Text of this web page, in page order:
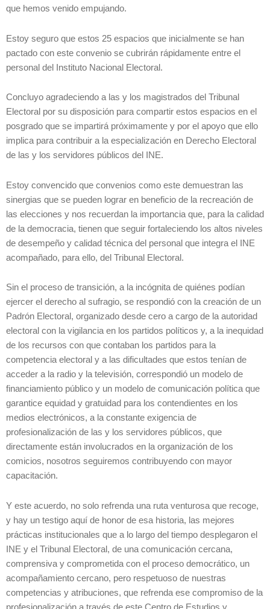
que hemos venido empujando.
Estoy seguro que estos 25 espacios que inicialmente se han
pactado con este convenio se cubrirán rápidamente entre el
personal del Instituto Nacional Electoral.
Concluyo agradeciendo a las y los magistrados del Tribunal
Electoral por su disposición para compartir estos espacios en el
posgrado que se impartirá próximamente y por el apoyo que ello
implica para contribuir a la especialización en Derecho Electoral
de las y los servidores públicos del INE.
Estoy convencido que convenios como este demuestran las
sinergias que se pueden lograr en beneficio de la recreación de
las elecciones y nos recuerdan la importancia que, para la calidad
de la democracia, tienen que seguir fortaleciendo los altos niveles
de desempeño y calidad técnica del personal que integra el INE
acompañado, para ello, del Tribunal Electoral.
Sin el proceso de transición, a la incógnita de quiénes podían
ejercer el derecho al sufragio, se respondió con la creación de un
Padrón Electoral, organizado desde cero a cargo de la autoridad
electoral con la vigilancia en los partidos políticos y, a la inequidad
de los recursos con que contaban los partidos para la
competencia electoral y a las dificultades que estos tenían de
acceder a la radio y la televisión, correspondió un modelo de
financiamiento público y un modelo de comunicación política que
garantice equidad y gratuidad para los contendientes en los
medios electrónicos, a la constante exigencia de
profesionalización de las y los servidores públicos, que
directamente están involucrados en la organización de los
comicios, nosotros seguiremos contribuyendo con mayor
capacitación.
Y este acuerdo, no solo refrenda una ruta venturosa que recoge,
y hay un testigo aquí de honor de esa historia, las mejores
prácticas institucionales que a lo largo del tiempo desplegaron el
INE y el Tribunal Electoral, de una comunicación cercana,
comprensiva y comprometida con el proceso democrático, un
acompañamiento cercano, pero respetuoso de nuestras
competencias y atribuciones, que refrenda ese compromiso de la
profesionalización a través de este Centro de Estudios y